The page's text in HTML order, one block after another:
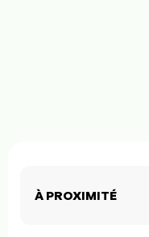
À PROXIMITÉ